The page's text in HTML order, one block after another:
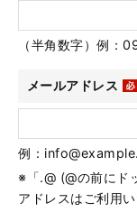
（半角数字）例：
メールアドレス
例：
※「.@ (@の前にド
アドレスはご利用